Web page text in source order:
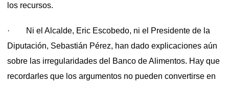
los recursos.
· Ni el Alcalde, Eric Escobedo, ni el Presidente de la
Diputación, Sebastián Pérez, han dado explicaciones aún
sobre las irregularidades del Banco de Alimentos. Hay que
recordarles que los argumentos no pueden convertirse en